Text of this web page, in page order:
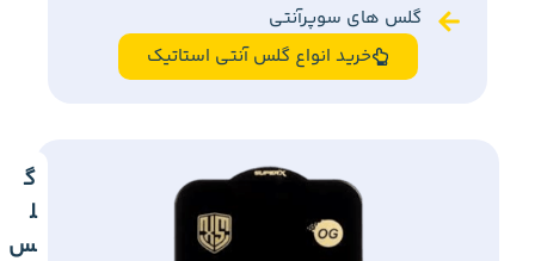
گلس های سوپرآنتی
خرید انواع گلس آنتی استاتیک
گ
ل
س